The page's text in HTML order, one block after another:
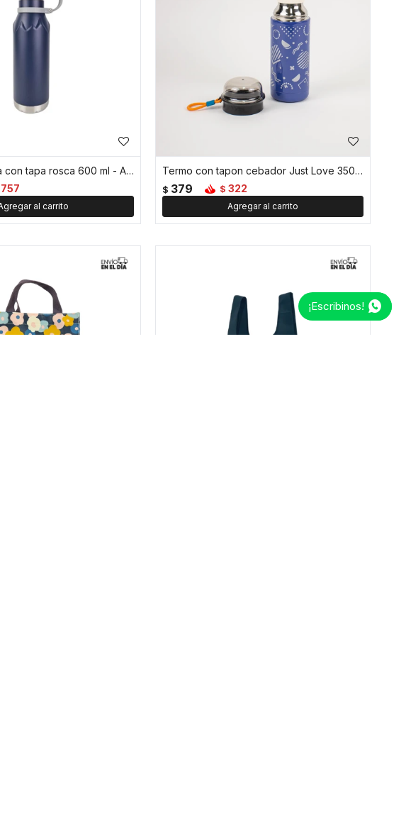
Botella térmica con tapa rosca 600 ml - Azul
757
Termo con tapon cebador Just Love 350 ml - Azul
$ 379 $ 322
¡Escribinos!